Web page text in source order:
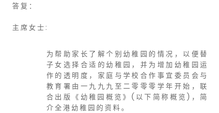
答 复 ：
主 席 女 士 :
为 帮 助 家 长 了 解 个 别 幼 稚 园 的 情 况 ， 以 便 替
子 女 选 择 合 适 的 幼 稚 园 ， 并 为 增 加 幼 稚 园 运
作 的 透 明 度 ， 家 庭 与 学 校 合 作 事 宜 委 员 会 与
教 育 署 由 一 九 九 九 至 二 零 零 零 学 年 开 始 ， 联
合 出 版 《 幼 稚 园 概 览 》 ( 以 下 简 称 概 览 ) ， 简
介 全 港 幼 稚 园 的 资 料 。